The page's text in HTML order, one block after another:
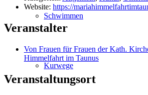
Schwimmen
Kurwege
Website: https://
Veranstalter
Von Frauen für Frauen der Kath.
Himmelfahrt im Taunus
Veranstaltungsort